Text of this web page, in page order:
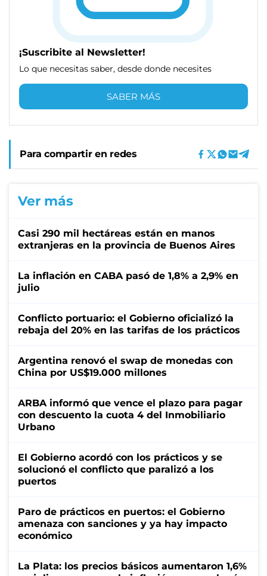
¡Suscribite al Newsletter!
Lo que necesitas saber, desde donde necesites
SABER MÁS
Para compartir en redes
Ver más
Casi 290 mil hectáreas están en manos
extranjeras en la provincia de Buenos Aires
La inflación en CABA pasó de 1,8% a 2,9% en
julio
Conflicto portuario: el Gobierno oficializó la
rebaja del 20% en las tarifas de los prácticos
Argentina renovó el swap de monedas con
China por US$19.000 millones
ARBA informó que vence el plazo para pagar
con descuento la cuota 4 del Inmobiliario
Urbano
El Gobierno acordó con los prácticos y se
solucionó el conflicto que paralizó a los
puertos
Paro de prácticos en puertos: el Gobierno
amenaza con sanciones y ya hay impacto
económico
La Plata: los precios básicos aumentaron 1,6%